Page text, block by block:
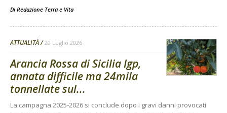
Di Redazione Terra e Vita
ATTUALITÀ 20 Luglio 2026
Arancia Rossa di Sicilia Igp,
annata difficile ma 24mila
tonnellate sul...
La campagna 2025-2026 si conclude dopo i gravi danni provocati